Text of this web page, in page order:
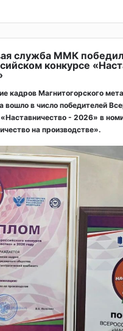
служба ММК
конкурсе
кадров Магнитогорского
вошло в число победителей
- 2026» в
на производстве».